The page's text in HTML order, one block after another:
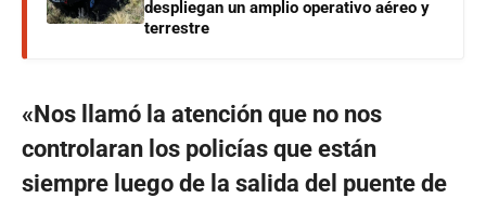
despliegan un amplio operativo aéreo y
terrestre
«Nos llamó la atención que no nos
controlaran los policías que están
siempre luego de la salida del puente de